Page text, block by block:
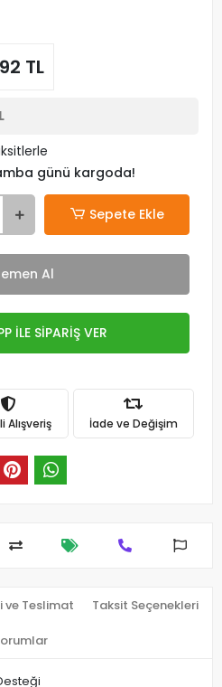
TL
günü kargoda!
Sepete Ekle
Al
İLE SİPARİŞ VER
Alışveriş İade ve Değişim
ve Teslimat Taksit Seçenekleri